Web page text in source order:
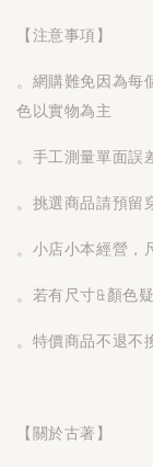
【注意事項】
。網購難免因為每
色以實物為主
。手工測量單面誤
。挑選商品請預留
。小店小本經營，
。若有尺寸&顏色
。特價商品不退不
【關於古著】